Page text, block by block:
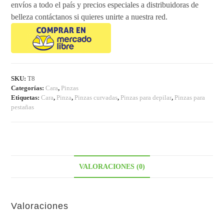
envíos a todo el país y precios especiales a distribuidoras de
belleza contáctanos si quieres unirte a nuestra red.
SKU:T8
Categorías:Cara, Pinzas
Etiquetas:Cara, Pinza, Pinzas curvadas, Pinzas para depilar, Pinzas para
pestañas
VALORACIONES (0)
Valoraciones